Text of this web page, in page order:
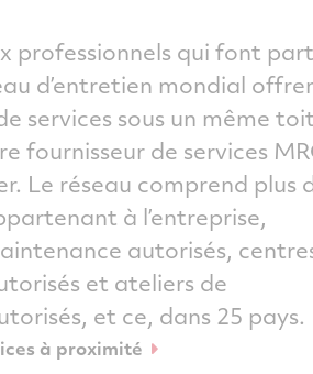
professionnels qui font
d’entretien mondial
services sous un même toit
fournisseur de services
Le réseau comprend plus
à l’entreprise,
autorisés,
et ateliers de
et ce, dans 25 pays.
à proximité